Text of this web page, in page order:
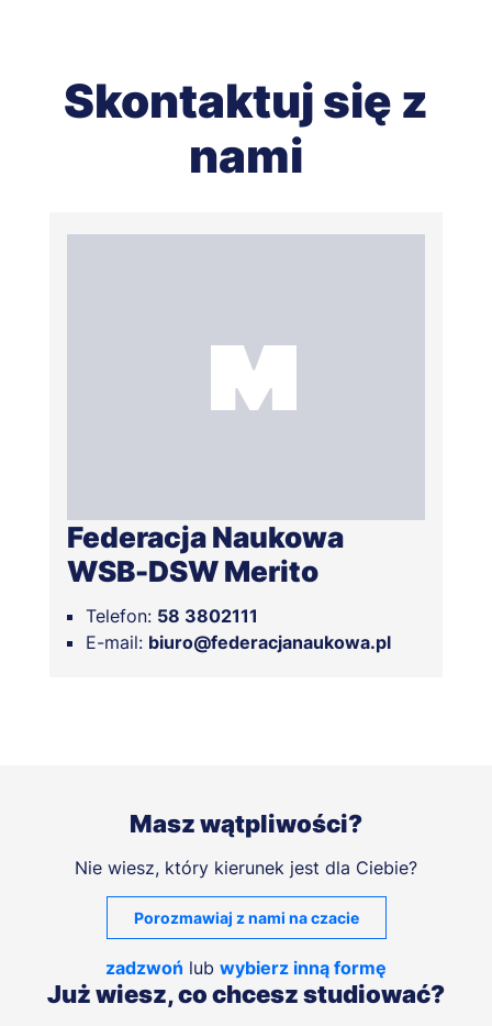
Skontaktuj się z
nami
Federacja Naukowa
WSB-DSW Merito
Telefon: 58 3802111
E-mail: biuro@federacjanaukowa.pl
Masz wątpliwości?
Nie wiesz, który kierunek jest dla Ciebie?
Porozmawiaj z nami na czacie
zadzwoń lub wybierz inną formę
Już wiesz, co chcesz studiować?